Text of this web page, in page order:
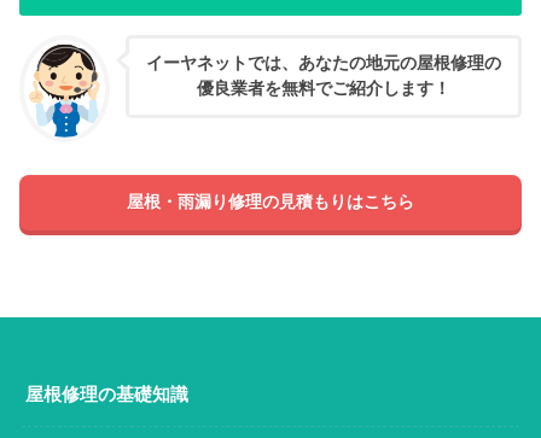
イーヤネットでは、あなたの地元の屋根修理の
優良業者を無料でご紹介します！
屋根・雨漏り修理の見積もりはこちら
屋根修理の基礎知識